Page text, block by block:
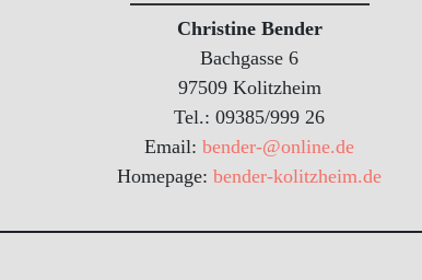
Christine Bender
Bachgasse 6
97509 Kolitzheim
Tel.: 09385/999 26
Email: bender-@online.de
Homepage: bender-kolitzheim.de